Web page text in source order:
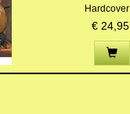
Hardcover
€ 24,95